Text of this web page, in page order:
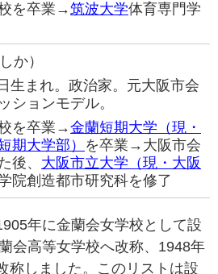
を卒業→筑波大学体育専門学
か）
生まれ。政治家。元大阪市会
ションモデル。
を卒業→金蘭短期大学（現・
期大学部） を卒業→大阪市会
後、 大阪市立大学（現・大阪
院創造都市研究科を修了
年に金蘭会女学校として設
会高等女学校へ改称、1948年
称しました。このリストは設